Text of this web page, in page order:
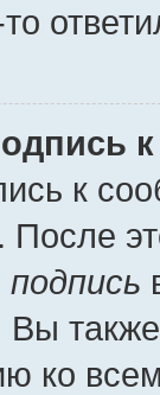
к
После
Вы
ко